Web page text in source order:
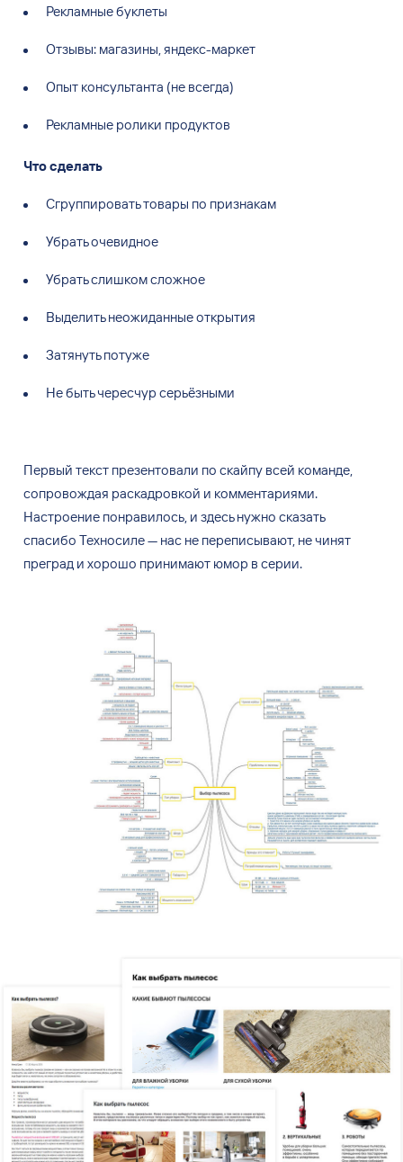
Рекламные буклеты
Отзывы: магазины, яндекс-маркет
Опыт консультанта (не всегда)
Рекламные ролики продуктов
Что сделать
Сгруппировать товары по признакам
Убрать очевидное
Убрать слишком сложное
Выделить неожиданные открытия
Затянуть потуже
Не быть чересчур серьёзными
Первый текст презентовали по скайпу всей команде,
сопровождая раскадровкой и комментариями.
Настроение понравилось, и здесь нужно сказать
спасибо Техносиле—нас не переписывают, не чинят
преград и хорошо принимают юмор в серии.